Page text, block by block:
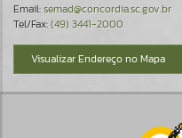
Email:semad@concordia.sc.gov.br
Tel/Fax:(49) 3441-2000
Visualizar Endereço no Mapa